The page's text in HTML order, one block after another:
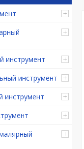
инструмент
инструмент
инструмент